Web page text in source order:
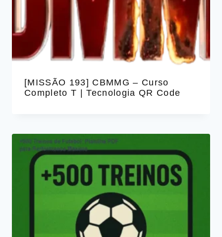
[MISSÃO 193] CBMMG – Curso
Completo T | Tecnologia QR Code